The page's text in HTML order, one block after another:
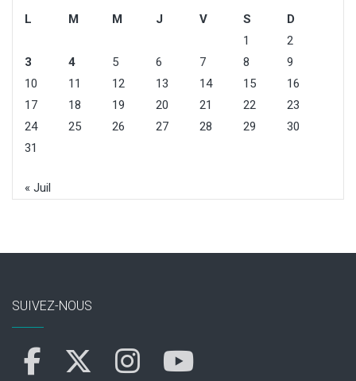
L
M M J V S
D
1
2
3
4 5 6 7 8
9
10
11 12 13 14 15
16
17
18 19 20 21 22
23
24
25 26 27 28 29
30
31
« Juil
SUIVEZ-NOUS